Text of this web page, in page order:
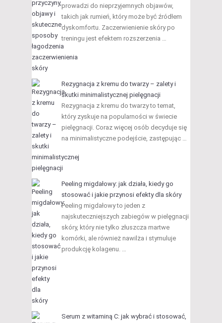
prowadzi do nieprzyjemnych objawów,
takich jak rumień, który może być źródłem
dyskomfortu. Zaczerwienienie skóry po
treningu jest efektem rozszerzenia …
Rezygnacja z kremu do twarzy – zalety i
skutki minimalistycznej pielęgnacji
Rezygnacja z kremu do twarzy to temat,
który zyskuje na popularności w świecie
pielęgnacji. Coraz więcej osób decyduje się
na minimalistyczne podejście, zastępując …
Peeling migdałowy: jak działa, kiedy go
stosować i jakie przynosi efekty dla skóry
Peeling migdałowy to jeden z
najskuteczniejszych zabiegów w pielęgnacji
skóry, który nie tylko złuszcza martwe
komórki, ale również nawilża i stymuluje
produkcję kolagenu. …
Serum z witaminą C: jak wybrać i stosować,